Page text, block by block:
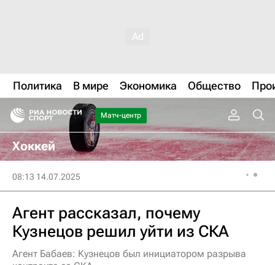
Политика В мире Экономика Общество
Матч-центр
Хоккей
08:13 14.07.2025
Агент рассказал, почему
Кузнецов решил уйти из СКА
Агент Бабаев: Кузнецов был инициатором разрыва